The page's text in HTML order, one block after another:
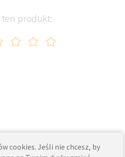
ten produkt:
cookies. Jeśli nie chcesz, by